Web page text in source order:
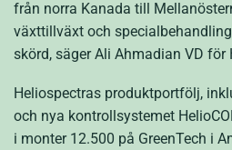
från norra Kanada till
växttillväxt och
skörd, säger Ali Ahmadian VD för
Heliospectras produktportfölj,
och nya kontrollsystemet
i monter 12.500 på GreenTech i